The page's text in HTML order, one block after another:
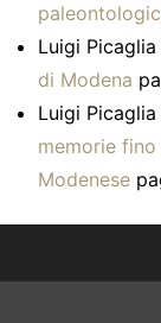
Luigi Picaglia
di Modena
Luigi Picaglia
memorie
Modenese